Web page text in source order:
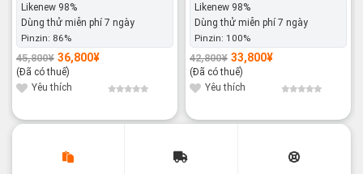
Likenew 98%
Dùng thử miễn phí 7 ngày
Pinzin: 86%
45,800¥
Giá
gốc
là:
45,800¥.
36,800¥
Giá
hiện
tại
là:
36,800¥.
(Đã có thuế)
Yêu thích
Likenew 98%
Dùng thử miễn phí 7 ngày
Pinzin: 100%
42,800¥
Giá
gốc
là:
42,800¥.
33,800¥
Giá
hiện
tại
là:
33,800¥.
(Đã có thuế)
Yêu thích